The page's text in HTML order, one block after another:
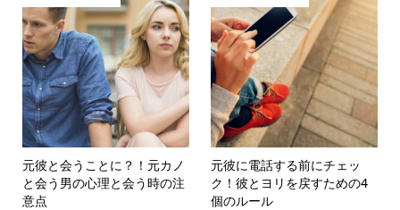
元彼と会うことに？！元カノ
と会う男の心理と会う時の注
意点
元彼に電話する前にチェッ
ク！彼とヨリを戻すための4
個のルール